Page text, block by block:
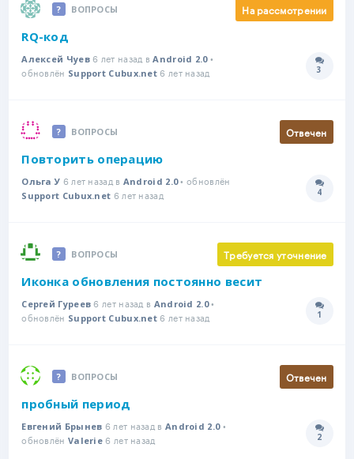
ВОПРОСЫ На рассмотрении
RQ-код
Алексей Чуев6 лет назад вAndroid 2.0•
обновлён Support Cubux.net 6 лет назад 3
ВОПРОСЫ Отвечен
Повторить операцию
Ольга У 6 лет назад в Android 2.0• обновлён
Support Cubux.net 6 лет назад 4
ВОПРОСЫ Требуется уточнение
Иконка обновления постоянно весит
Сергей Гуреев 6 лет назад в Android 2.0•
обновлён Support Cubux.net 6 лет назад 1
ВОПРОСЫ Отвечен
пробный период
Евгений Брынев 6 лет назад в Android 2.0•
обновлён Valerie 6 лет назад 2